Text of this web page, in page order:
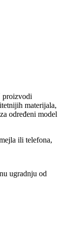
materijala,
određeni model
ili telefona,
ugradnju od